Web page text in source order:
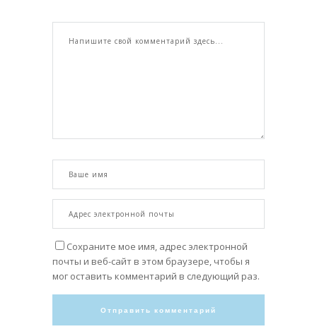
Сохраните мое имя, адрес электронной
почты и веб-сайт в этом браузере, чтобы я
мог оставить комментарий в следующий раз.